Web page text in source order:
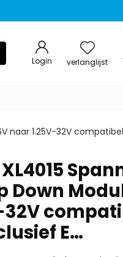
Login verlanglijst
naar 1.25V-32V
Down
32V
E…